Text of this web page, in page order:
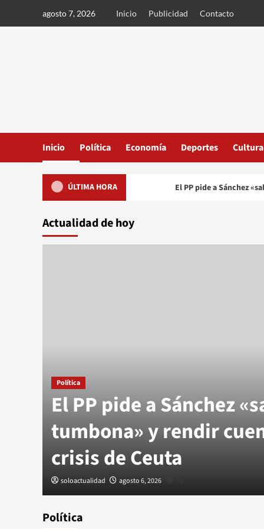
agosto 7, 2026 Inicio Publicidad Contacto
Inicio Política Economía Deportes
ÚLTIMA HORA El PP pide a Sánchez
Actualidad de hoy
Política
El PP pide a Sánchez
tumbona» y rendir
crisis de Ceuta
soloactualidad agosto 6, 2026
Política